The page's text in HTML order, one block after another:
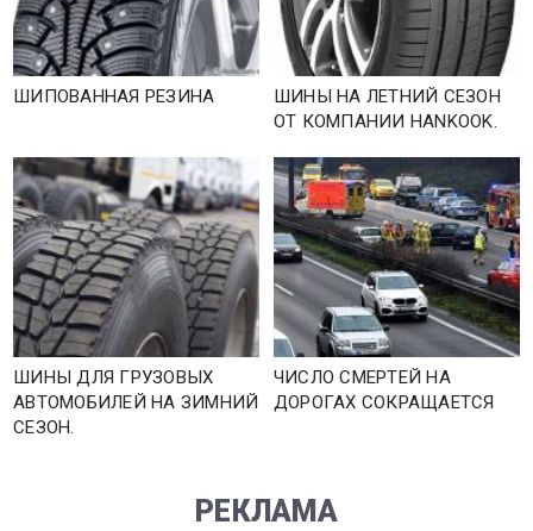
ШИПОВАННАЯ РЕЗИНА
ШИНЫ НА ЛЕТНИЙ СЕЗОН
ОТ КОМПАНИИ HANKOOK.
ШИНЫ ДЛЯ ГРУЗОВЫХ
АВТОМОБИЛЕЙ НА ЗИМНИЙ
СЕЗОН.
ЧИСЛО СМЕРТЕЙ НА
ДОРОГАХ СОКРАЩАЕТСЯ
РЕКЛАМА